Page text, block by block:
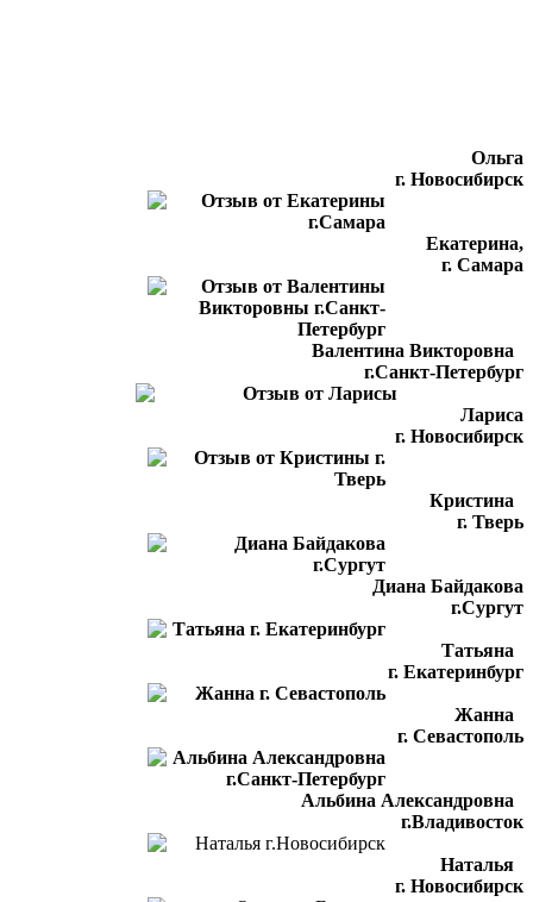
Ольга
г. Новосибирск
Екатерина,
г. Самара
Валентина Викторовна
г.Санкт-Петербург
Лариса
г. Новосибирск
Кристина
г. Тверь
Диана Байдакова
г.Сургут
Татьяна
г. Екатеринбург
Жанна
г. Севастополь
Альбина Александровна
г.Владивосток
Наталья
г. Новосибирск